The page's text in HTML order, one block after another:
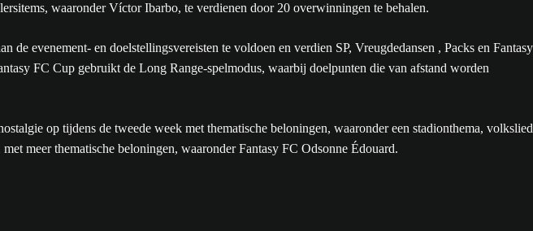
waaronder Víctor Ibarbo, te verdienen door 20 overwinningen te behalen.
evenement- en doelstellingsvereisten te voldoen en verdien SP, Vreugdedansen , Packs en Fantasy
FC Cup gebruikt de Long Range-spelmodus, waarbij doelpunten die van afstand worden
op tijdens de tweede week met thematische beloningen, waaronder een stadionthema, volkslied
meer thematische beloningen, waaronder Fantasy FC Odsonne Édouard.